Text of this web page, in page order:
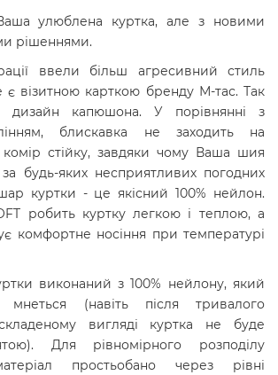
улюблена куртка, але з новими
рішеннями.
ввели більш агресивний стиль
візитною карткою бренду М-тас. Так
дизайн капюшона. У порівнянні з
блискавка не заходить на
стійку, завдяки чому Ваша шия
будь-яких несприятливих погодних
куртки - це якісний 100% нейлон.
робить куртку легкою і теплою, а
комфортне носіння при температурі
виконаний з 100% нейлону, який
(навіть після тривалого
вигляді куртка не буде
Для рівномірного розподілу
простьобано через рівні